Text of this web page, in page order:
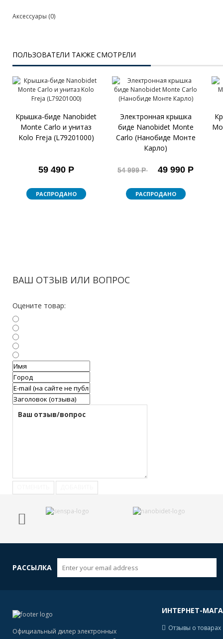
Аксессуары (0)
ПОЛЬЗОВАТЕЛИ ТАКЖЕ СМОТРЕЛИ
Крышка-биде Nanobidet
Monte Carlo и унитаз
Kolo Freja (L79201000)
59 490 Р
РАСПРОДАНО
Электронная крышка
биде Nanobidet Monte
Carlo (Нанобиде Монте
Карло)
54 999 Р 49 990 Р
РАСПРОДАНО
ВАШ ОТЗЫВ ИЛИ ВОПРОС
Оцените товар:
РАССЫЛКА
Официальный дилер электронных
ИНТЕРНЕТ-
Отзывы о товарах